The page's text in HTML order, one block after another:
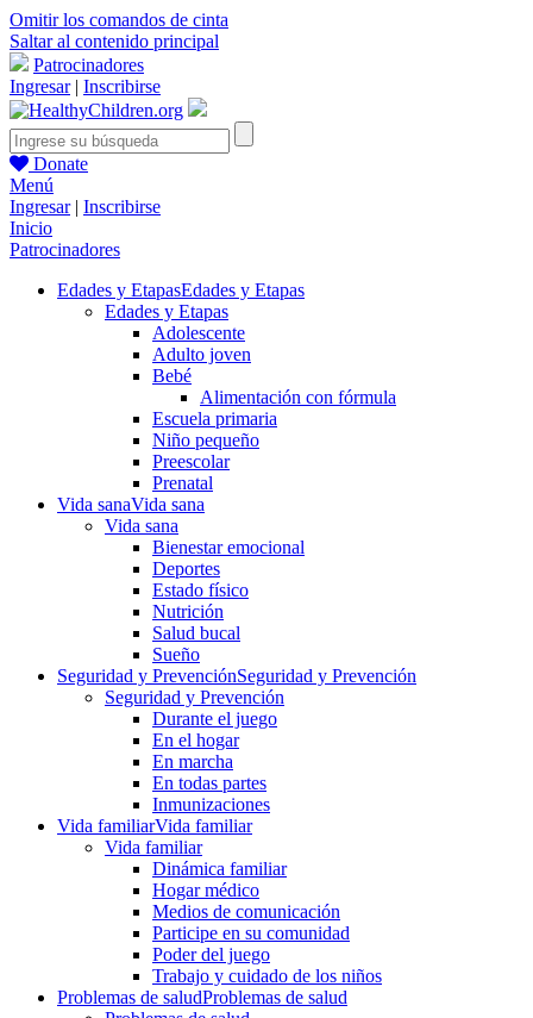
Omitir los comandos de cinta
Saltar al contenido principal
Patrocinadores
Ingresar| Inscribirse
Donate
Menú
Ingresar| Inscribirse
Inicio
Patrocinadores
Edades y EtapasEdades y Etapas
Edades y Etapas
Adolescente
Adulto joven
Bebé
Alimentación con fórmula
Escuela primaria
Niño pequeño
Preescolar
Prenatal
Vida sanaVida sana
Vida sana
Bienestar emocional
Deportes
Estado físico
Nutrición
Salud bucal
Sueño
Seguridad y PrevenciónSeguridad y Prevención
Seguridad y Prevención
Durante el juego
En el hogar
En marcha
En todas partes
Inmunizaciones
Vida familiarVida familiar
Vida familiar
Dinámica familiar
Hogar médico
Medios de comunicación
Participe en su comunidad
Poder del juego
Trabajo y cuidado de los niños
Problemas de saludProblemas de salud